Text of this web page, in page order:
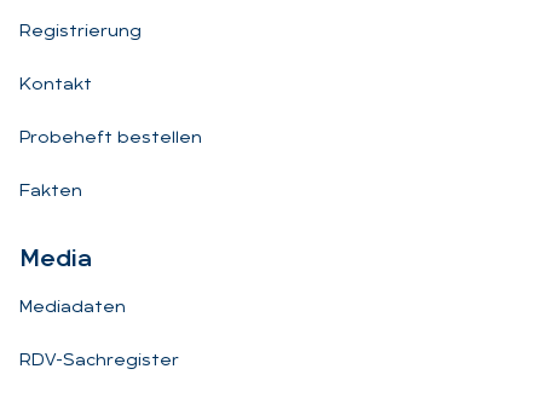
Registrierung
Kontakt
Probeheft bestellen
Fakten
Me­dia
Mediadaten
RDV-Sachregister